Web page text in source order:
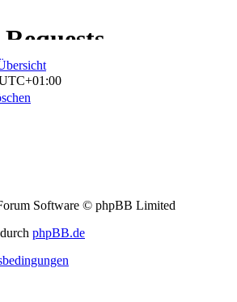
Software © phpBB Limited
phpBB.de